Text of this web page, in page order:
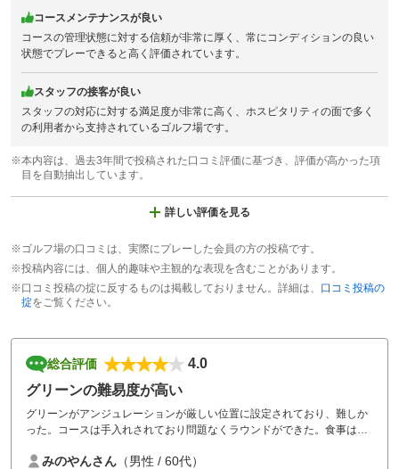
コースメンテナンスが良い
コースの管理状態に対する信頼が非常に厚く、常にコンディションの良い
状態でプレーできると高く評価されています。
スタッフの接客が良い
スタッフの対応に対する満足度が非常に高く、ホスピタリティの面で多く
の利用者から支持されているゴルフ場です。
※本内容は、過去3年間で投稿された口コミ評価に基づき、評価が高かった項
目を自動抽出しています。
詳しい評価を見る
※ゴルフ場の口コミは、実際にプレーした会員の方の投稿です。
※投稿内容には、個人的趣味や主観的な表現を含むことがあります。
※口コミ投稿の掟に反するものは掲載しておりません。詳細は、 口コミ投稿の
掟をご覧ください。
総合評価
4.0
グリーンの難易度が高い
グリーンがアンジュレーションが厳しい位置に設定されており、難しか
った。コースは手入れされており問題なくラウンドができた。食事は、
みのやんさん （男性 / 60代）